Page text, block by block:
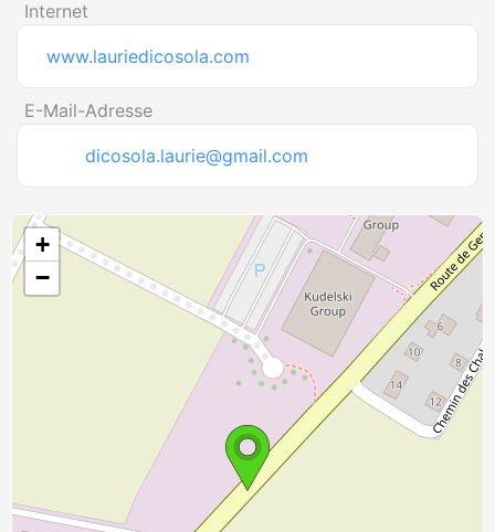
Internet
www.lauriedicosola.com
E-Mail-Adresse
dicosola.laurie@gmail.com
+
−